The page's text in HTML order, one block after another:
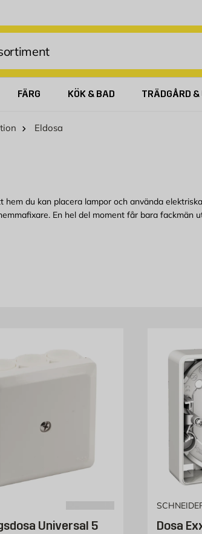
FÄRG KÖK & BAD TRÄDGÅRD &
Eldosa
du kan placera lampor och använda
En hel del moment får bara
oss i någon av våra butiker. Vi kan även
någon såg över kabeldragningar och el
och vi hjälper dig gärna om du är osäker på
Universal 5
Dosa